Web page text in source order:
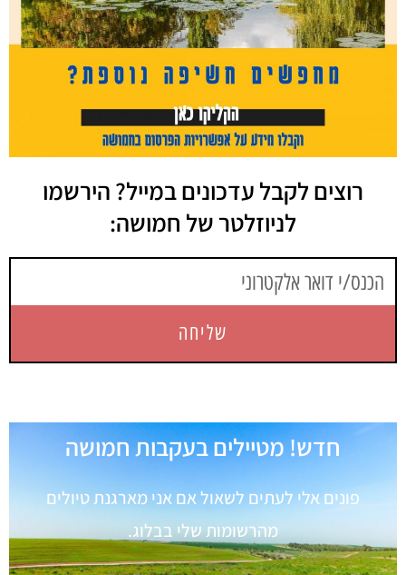
רוצים לקבל עדכונים במייל? הירשמו
לניוזלטר של חמושה:
שליחה
חדש! מטיילים בעקבות חמושה
פונים אלי לעתים לשאול אם אני מארגנת טיולים
מהרשומות שלי בבלוג.